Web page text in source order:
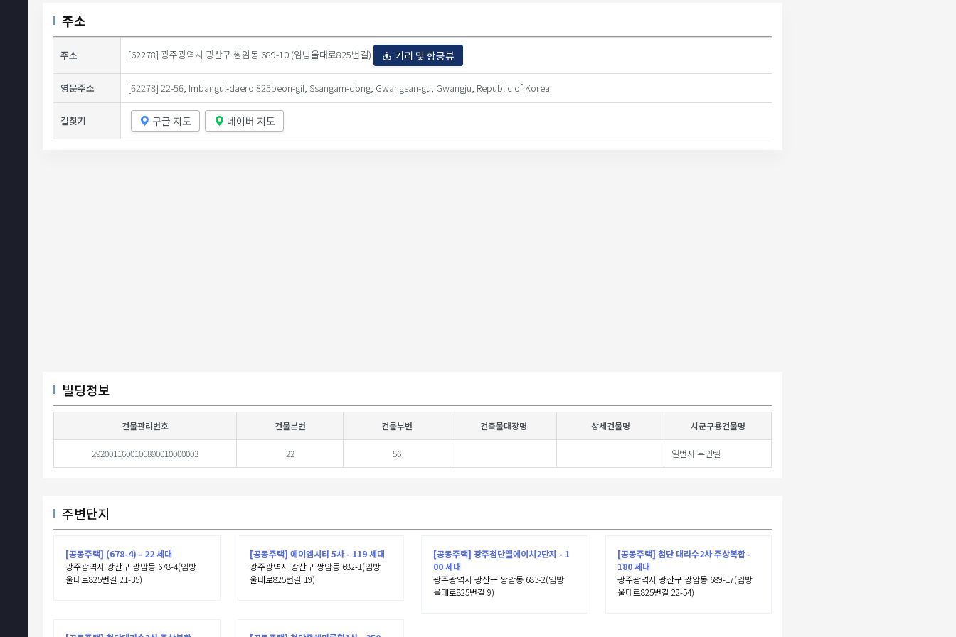
주소
주소 [62278] 광주광역시 광산구 쌍암동 689-10 (임방울대로825번길) 거리 및 항공뷰
영문주소 [62278] 22-56, Imbangul-daero 825beon-gil, Ssangam-dong, Gwangsan-gu, Gwangju, Republic of Korea
길찾기 구글 지도 네이버 지도
빌딩정보
건물관리번호 건물본번 건물부번 건축물대장명 상세건물명 시군구용건물명
2920011600106890010000003 22 56 일번지 무인텔
주변단지
[공동주택] (678-4) - 22 세대
광주광역시 광산구 쌍암동 678-4(임방
울대로825번길 21-35)
[공동주택] 에이엠시티 5차 - 119 세대
광주광역시 광산구 쌍암동 682-1(임방
울대로825번길 19)
[공동주택] 광주첨단엘에이치2단지 - 1
00 세대
광주광역시 광산구 쌍암동 683-2(임방
울대로825번길 9)
[공동주택] 첨단 대라수2차 주상복합 -
180 세대
광주광역시 광산구 쌍암동 689-17(임방
울대로825번길 22-54)